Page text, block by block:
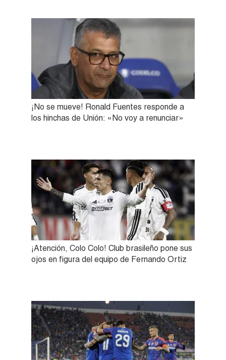
¡No se mueve! Ronald Fuentes responde a
los hinchas de Unión: «No voy a renunciar»
¡Atención, Colo Colo! Club brasileño pone sus
ojos en figura del equipo de Fernando Ortiz